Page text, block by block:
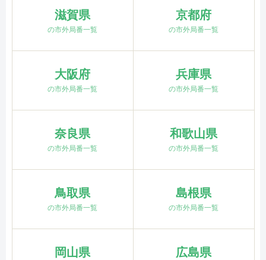
滋賀県
の市外局番一覧
京都府
の市外局番一覧
大阪府
の市外局番一覧
兵庫県
の市外局番一覧
奈良県
の市外局番一覧
和歌山県
の市外局番一覧
鳥取県
の市外局番一覧
島根県
の市外局番一覧
岡山県 広島県